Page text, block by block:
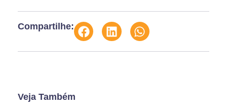
Compartilhe:
Veja Também